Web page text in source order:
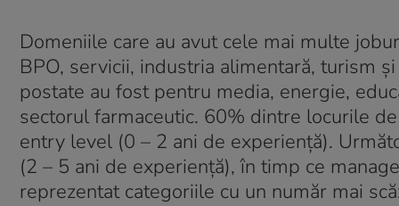
Domeniile care au avut cele mai multe
BPO, servicii, industria alimentară, turism
postate au fost pentru media, energie,
sectorul farmaceutic. 60% dintre locurile
entry level (0 – 2 ani de experiență).
(2 – 5 ani de experiență), în timp ce
reprezentat categoriile cu un număr mai